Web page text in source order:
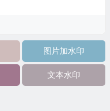
图片加水印
文本水印